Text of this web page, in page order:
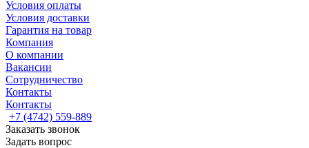
Условия оплаты
Условия доставки
Гарантия на товар
Компания
О компании
Вакансии
Сотрудничество
Контакты
Контакты
+7 (4742) 559-889
Заказать звонок
Задать вопрос